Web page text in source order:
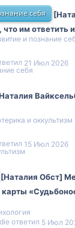
себя
им ответить
и познание
себя
21 Июл 2026
и оккультизм
15 Июл 2026
[Наталия Обст]
5 Июл